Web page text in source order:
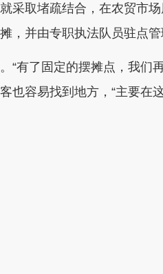
采取堵疏结合，在农贸市
，并由专职执法队员驻点管
了固定的摆摊点，我们再
也容易找到地方，“主要在